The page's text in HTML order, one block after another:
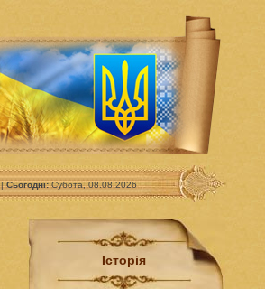
|Сьогодні:Субота, 08.08.2026
Історія